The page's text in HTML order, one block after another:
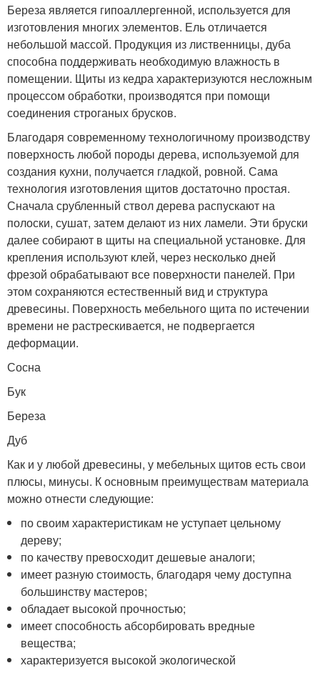
Береза является гипоаллергенной, используется для
изготовления многих элементов. Ель отличается
небольшой массой. Продукция из лиственницы, дуба
способна поддерживать необходимую влажность в
помещении. Щиты из кедра характеризуются несложным
процессом обработки, производятся при помощи
соединения строганых брусков.
Благодаря современному технологичному производству
поверхность любой породы дерева, используемой для
создания кухни, получается гладкой, ровной. Сама
технология изготовления щитов достаточно простая.
Сначала срубленный ствол дерева распускают на
полоски, сушат, затем делают из них ламели. Эти бруски
далее собирают в щиты на специальной установке. Для
крепления используют клей, через несколько дней
фрезой обрабатывают все поверхности панелей. При
этом сохраняются естественный вид и структура
древесины. Поверхность мебельного щита по истечении
времени не растрескивается, не подвергается
деформации.
Сосна
Бук
Береза
Дуб
Как и у любой древесины, у мебельных щитов есть свои
плюсы, минусы. К основным преимуществам материала
можно отнести следующие:
по своим характеристикам не уступает цельному
дереву;
по качеству превосходит дешевые аналоги;
имеет разную стоимость, благодаря чему доступна
большинству мастеров;
обладает высокой прочностью;
имеет способность абсорбировать вредные
вещества;
характеризуется высокой экологической